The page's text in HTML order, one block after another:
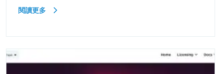
閱讀更多